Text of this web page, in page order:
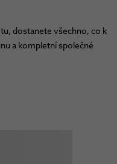
dostanete všechno, co k
a kompletní společné